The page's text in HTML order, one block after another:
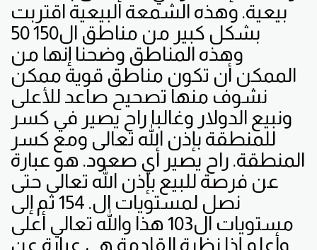
بيعية. وهذه الشمعة البيعية اقتربت
بشكل كبير من مناطق ال150 50
وهذه المناطق وضحنا إنها من
الممكن أن تكون مناطق قوية ممكن
نشوف منها تصحيح صاعد للأعلى
ونبيع الدولار وغالبا راح يصير في كسر
للمنطقة بإذن الله تعالى ومع كسر
المنطقة. راح يصير أي صعود. هو عبارة
عن فرصة للبيع بإذن الله تعالى حتى
نصل لمستويات ال. 154 ثم إلى
مستويات ال103 هذا والله تعالي أعلى
وأعلم إذا نظرة القادمة هي عبارة عن